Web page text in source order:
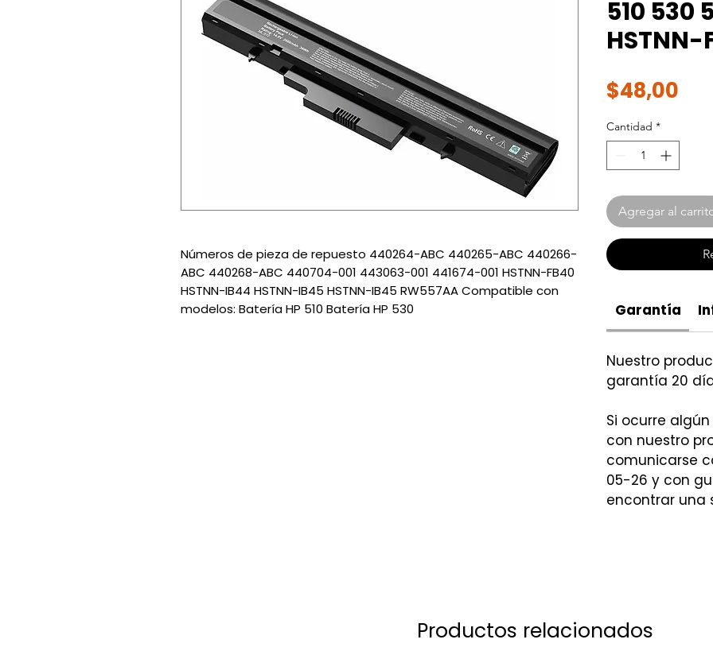
Números de pieza de repuesto 440264-ABC 440265-ABC 440266-
ABC 440268-ABC 440704-001 443063-001 441674-001 HSTNN-FB40
HSTNN-IB44 HSTNN-IB45 HSTNN-IB45 RW557AA Compatible con
modelos: Batería HP 510 Batería HP 530
510 530
HSTNN-
$48,00
Cantidad *
Agregar al
Garantía
Nuestro
garantía 20
Si ocurre
con nuestro
comunicarse
05-26 y con
encontrar una
Productos relacionados